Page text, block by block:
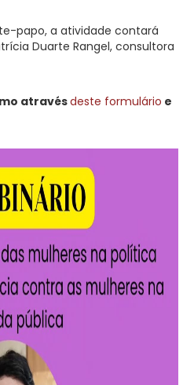
papo, a atividade contará
Duarte Rangel, consultora
atravésdeste formulário e